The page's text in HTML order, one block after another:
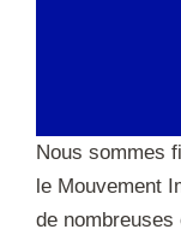
Nous sommes
le Mouvement
de nombreuses